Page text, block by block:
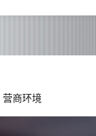
营商环境